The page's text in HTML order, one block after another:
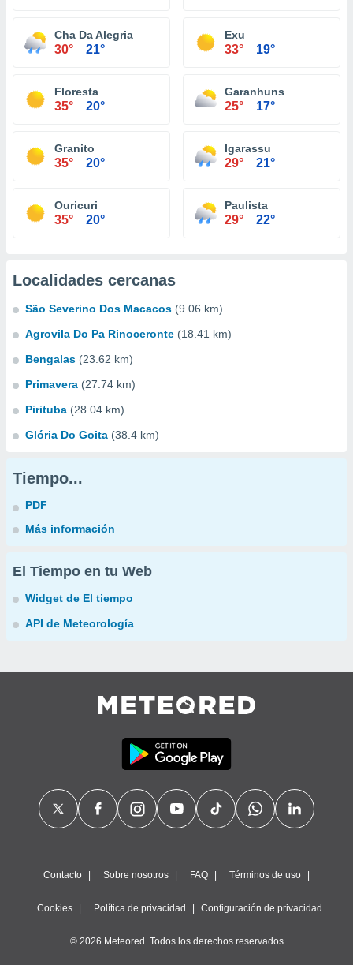
Cha Da Alegria
30° 21°
Exu
33° 19°
Floresta
35° 20°
Garanhuns
25° 17°
Granito
35° 20°
Igarassu
29° 21°
Ouricuri
35° 20°
Paulista
29° 22°
Localidades cercanas
São Severino Dos Macacos (9.06 km)
Agrovila Do Pa Rinoceronte (18.41 km)
Bengalas (23.62 km)
Primavera (27.74 km)
Pirituba (28.04 km)
Glória Do Goita (38.4 km)
Tiempo...
PDF
Más información
El Tiempo en tu Web
Widget de El tiempo
API de Meteorología
Contacto Sobre nosotros FAQ Términos de uso
Cookies Política de privacidad Configuración de privacidad
© 2026 Meteored. Todos los derechos reservados